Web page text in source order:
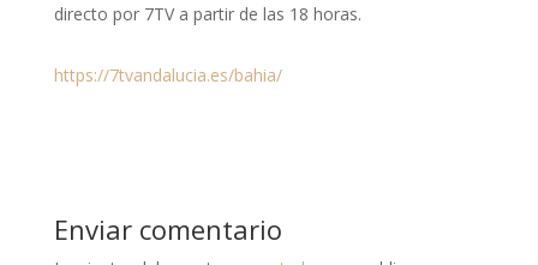
directo por 7TV a partir de las 18 horas.
https://7tvandalucia.es/bahia/
Enviar comentario